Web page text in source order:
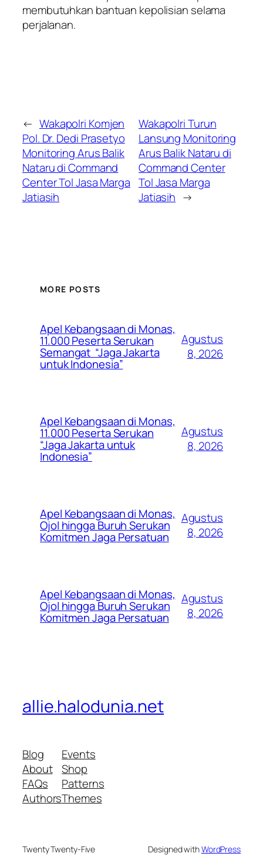
membutuhkan bantuan kepolisian selama
perjalanan.
← Wakapolri Komjen
Pol. Dr. Dedi Prasetyo
Monitoring Arus Balik
Nataru di Command
Center Tol Jasa Marga
Jatiasih
Wakapolri Turun
Lansung Monitoring
Arus Balik Nataru di
Command Center
Tol Jasa Marga
Jatiasih →
MORE POSTS
Apel Kebangsaan di Monas,
11.000 Peserta Serukan
Semangat “Jaga Jakarta
untuk Indonesia”
Agustus
8, 2026
Apel Kebangsaan di Monas,
11.000 Peserta Serukan
“Jaga Jakarta untuk
Indonesia”
Agustus
8, 2026
Apel Kebangsaan di Monas,
Ojol hingga Buruh Serukan
Komitmen Jaga Persatuan
Agustus
8, 2026
Apel Kebangsaan di Monas,
Ojol hingga Buruh Serukan
Komitmen Jaga Persatuan
Agustus
8, 2026
allie.halodunia.net
Blog
About
FAQs
Authors
Events
Shop
Patterns
Themes
Twenty Twenty-Five Designed withWordPress